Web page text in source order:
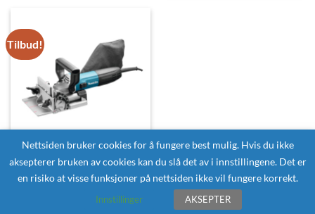
Tilbud!
LEDNING
700W
Opprinnelig
pris
4,260.00Nåværende
pris
inkl. Mva.
Nettsiden bruker cookies for å fungere best mulig. Hvis du ikke
aksepterer bruken av cookies kan du slå det av i innstillingene. Det er
en risiko at visse funksjoner på nettsiden ikke vil fungere korrekt.
Innstillinger AKSEPTER